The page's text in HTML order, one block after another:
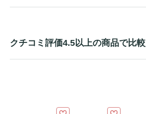
クチコミ評価4.5以上の商品で比較